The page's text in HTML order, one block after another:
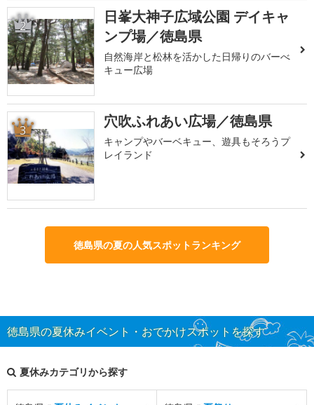
2
日峯大神子広域公園 デイキャ
ンプ場／徳島県
自然海岸と松林を活かした日帰りのバーべ
キュー広場
3 穴吹ふれあい広場／徳島県
キャンプやバーベキュー、遊具もそろうプ
レイランド
徳島県の夏の人気スポットランキング
徳島県の夏休みイベント・おでかけスポットを探す
夏休みカテゴリから探す